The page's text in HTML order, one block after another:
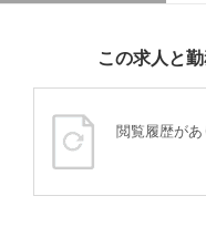
この求人と
閲覧履歴が